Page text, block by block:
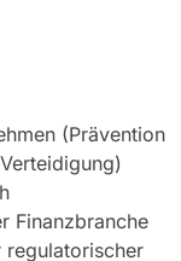
(Prävention
Finanzbranche
regulatorischer